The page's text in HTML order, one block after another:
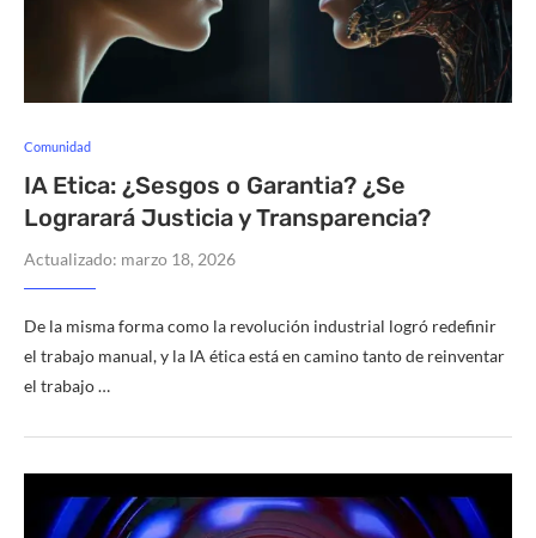
Comunidad
IA Etica: ¿Sesgos o Garantia? ¿Se
Lograrará Justicia y Transparencia?
Actualizado: marzo 18, 2026
De la misma forma como la revolución industrial logró redefinir
el trabajo manual, y la IA ética está en camino tanto de reinventar
el trabajo …